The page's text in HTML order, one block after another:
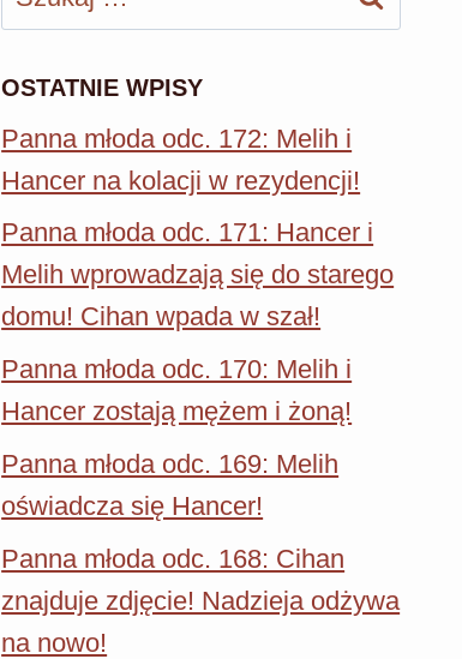
OSTATNIE WPISY
Panna młoda odc. 172: Melih i
Hancer na kolacji w rezydencji!
Panna młoda odc. 171: Hancer i
Melih wprowadzają się do starego
domu! Cihan wpada w szał!
Panna młoda odc. 170: Melih i
Hancer zostają mężem i żoną!
Panna młoda odc. 169: Melih
oświadcza się Hancer!
Panna młoda odc. 168: Cihan
znajduje zdjęcie! Nadzieja odżywa
na nowo!